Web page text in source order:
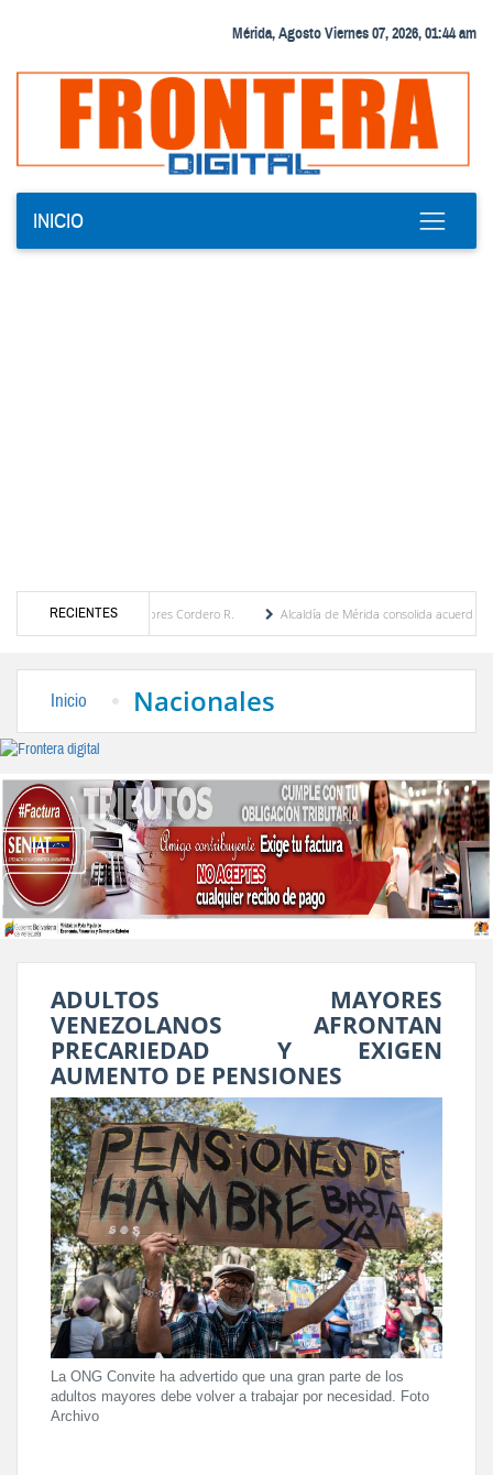
Mérida, Agosto Viernes 07, 2026, 01:44 am
INICIO
RECIENTES
María Eugenia Febres Cordero R.
Alcaldía de Mérida consolida acuerdos con
Inicio Nacionales
ADULTOS MAYORES
VENEZOLANOS AFRONTAN
PRECARIEDAD Y EXIGEN
AUMENTO DE PENSIONES
La ONG Convite ha advertido que una gran parte de los
adultos mayores debe volver a trabajar por necesidad. Foto
Archivo